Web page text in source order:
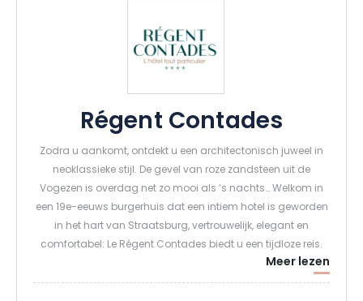
Régent Contades
Zodra u aankomt, ontdekt u een architectonisch juweel in
neoklassieke stijl. De gevel van roze zandsteen uit de
Vogezen is overdag net zo mooi als ‘s nachts… Welkom in
een 19e-eeuws burgerhuis dat een intiem hotel is geworden
in het hart van Straatsburg, vertrouwelijk, elegant en
comfortabel: Le Régent Contades biedt u een tijdloze reis.
Meer lezen